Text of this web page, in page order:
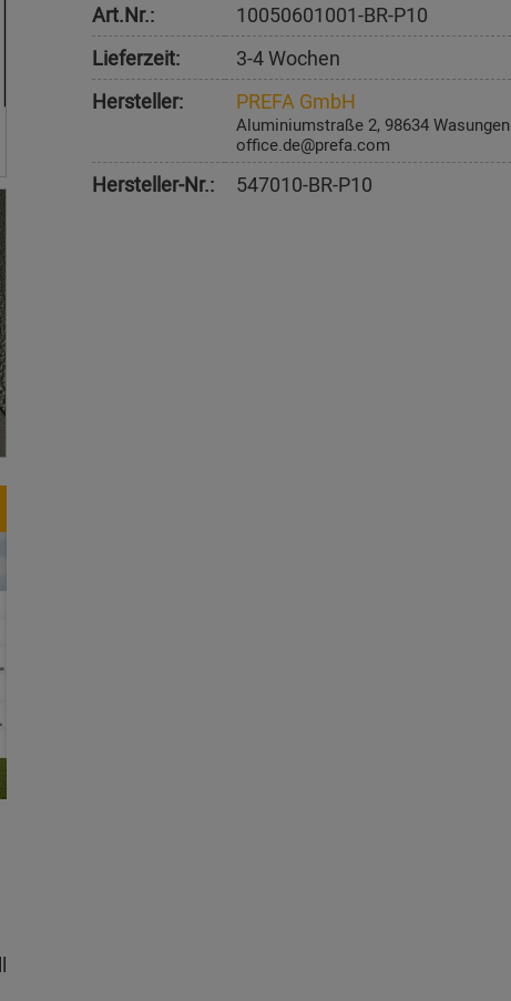
Art.Nr.:
10050601001-BR-P10
Lieferzeit:
3-4 Wochen
Hersteller:
PREFA GmbH
Aluminiumstraße 2, 98634 Wasungen
office.de@prefa.com
Hersteller-Nr.: 547010-BR-P10